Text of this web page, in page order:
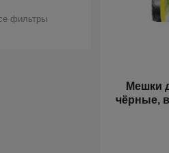
Мешки
чёрные,